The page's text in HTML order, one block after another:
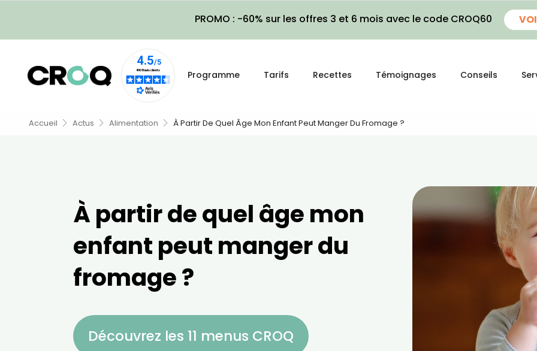
PROMO : -60% sur les offres 3 et 6 mois avec le code CROQ60
Programme Tarifs Recettes Témoignages Conseils
Accueil Actus Alimentation À Partir De Quel Âge Mon Enfant Peut Manger Du Fromage ?
À partir de quel âge mon
enfant peut manger du
fromage ?
Découvrez les 11 menus CROQ